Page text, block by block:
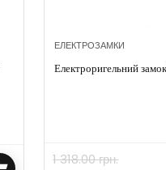
ЕЛЕКТРОЗАМКИ
Електроригельний
1 318.00грн.